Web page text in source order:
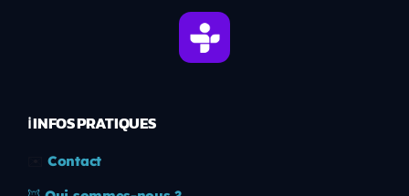
ℹ️ INFOS PRATIQUES
Contact